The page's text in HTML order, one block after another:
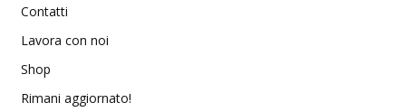
Contatti
Lavora con noi
Shop
Rimani aggiornato!